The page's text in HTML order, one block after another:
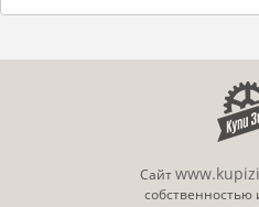
Сайт
собственностью